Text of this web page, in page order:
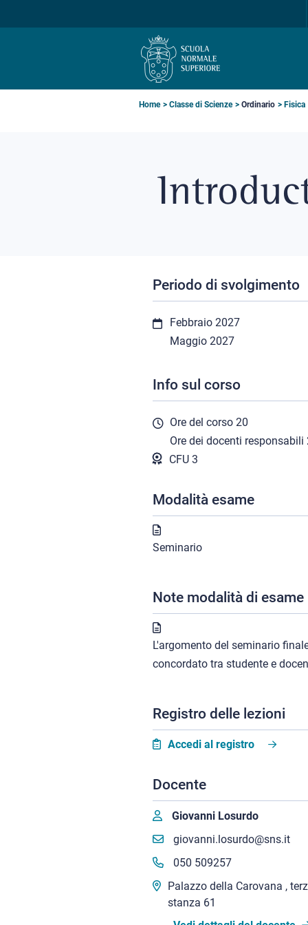
Briciole
pane
Home Classe di Scienze Ordinario Fisica
Periodo di svolgimento
Febbraio 2027
Maggio 2027
Info sul corso
Ore del corso 20
Ore dei docenti responsabili
CFU 3
Modalità esame
Seminario
Note modalità di esame
L'argomento del seminario
concordato tra studente e
Registro delle lezioni
Accedi al registro
Docente
Giovanni Losurdo
giovanni.losurdo@sns.it
050 509257
Palazzo della Carovana ,
stanza 61